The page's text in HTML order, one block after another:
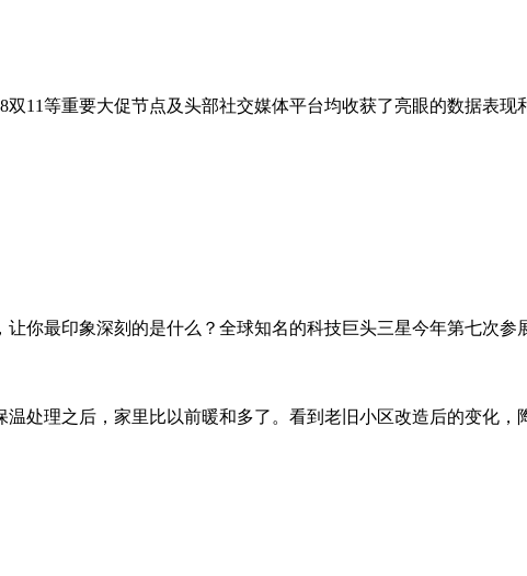
11等重要大促节点及头部社交媒体平台均收获了亮眼的数据表现
你最印象深刻的是什么？全球知名的科技巨头三星今年第七次参
处理之后，家里比以前暖和多了。看到老旧小区改造后的变化，